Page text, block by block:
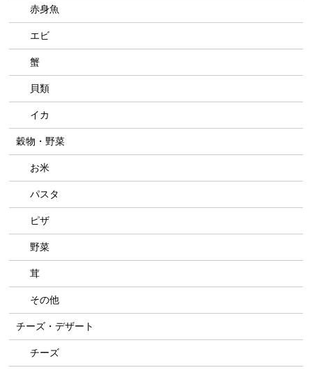
赤身魚
エビ
蟹
貝類
イカ
穀物・野菜
お米
パスタ
ピザ
野菜
茸
その他
チーズ・デザート
チーズ